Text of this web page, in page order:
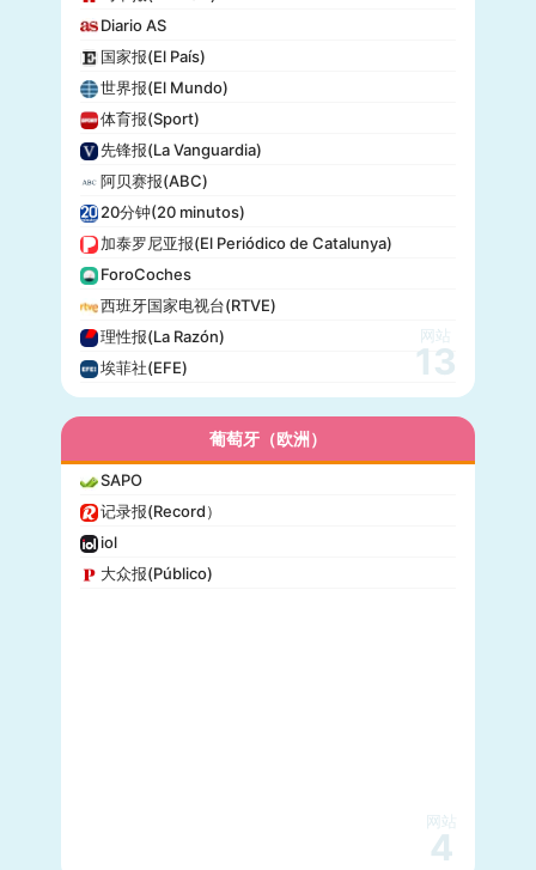
Diario AS
国家报(El País)
世界报(El Mundo)
体育报(Sport)
先锋报(La Vanguardia)
阿贝赛报(ABC)
20分钟(20 minutos)
加泰罗尼亚报(El Periódico de Catalunya)
ForoCoches
西班牙国家电视台(RTVE)
理性报(La Razón)
埃菲社(EFE)
网站
13
葡萄牙（欧洲）
SAPO
记录报(Record）
iol
大众报(Público)
网站
4